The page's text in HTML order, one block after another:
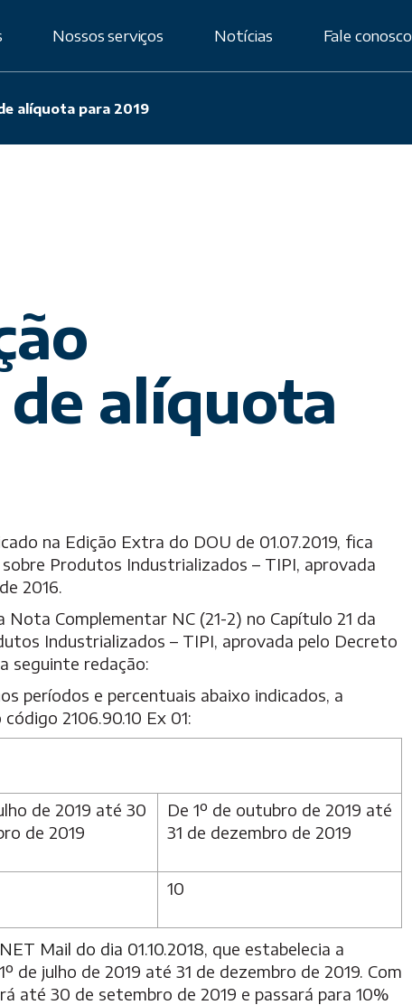
Nossos serviços
Assessoria
Logístico
Planejamento
Follow-Up
Notícias Fale conosco
alíquota para 2019
alíquota
na Edição Extra do DOU de 01.07.2019, fica
Produtos Industrializados – TIPI, aprovada
2016.
Nota Complementar NC (21-2) no Capítulo 21 da
Industrializados – TIPI, aprovada pelo Decreto
seguinte redação:
períodos e percentuais abaixo indicados, a
2106.90.10 Ex 01:
de 2019 até 30
de 2019
De 1º de outubro de 2019 até
31 de dezembro de 2019
10
Mail do dia 01.10.2018, que estabelecia a
de julho de 2019 até 31 de dezembro de 2019. Com
até 30 de setembro de 2019 e passará para 10%